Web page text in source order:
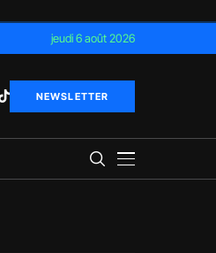
jeudi 6 août 2026
NEWSLETTER